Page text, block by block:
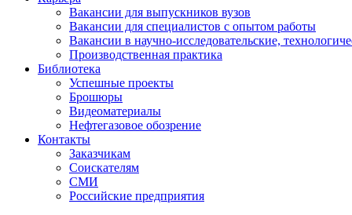
Вакансии для выпускников вузов
Вакансии для специалистов с опытом работы
Вакансии в научно-исследовательские,
Производственная практика
Библиотека
Успешные проекты
Брошюры
Видеоматериалы
Нефтегазовое обозрение
Контакты
Заказчикам
Соискателям
СМИ
Российские предприятия